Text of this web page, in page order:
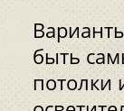
быть
потолки